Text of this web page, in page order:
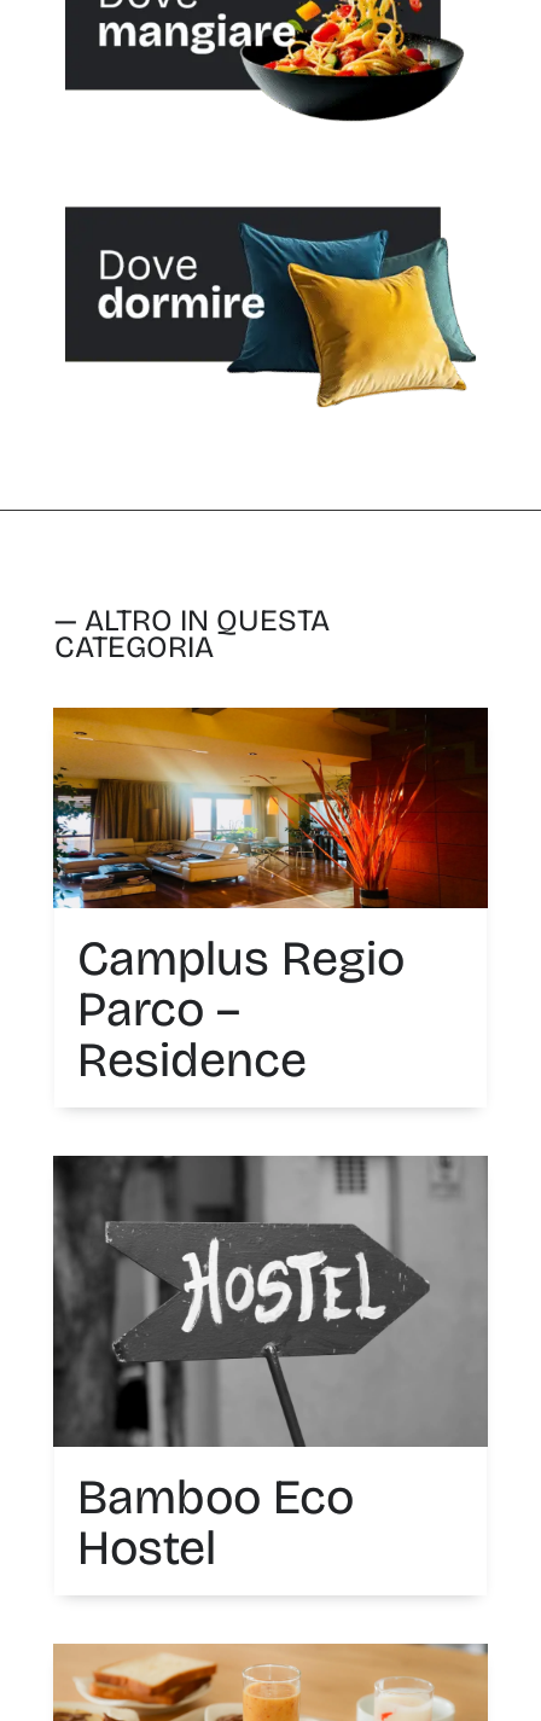
— ALTRO IN QUESTA
CATEGORIA
Camplus Regio
Parco –
Residence
Bamboo Eco
Hostel